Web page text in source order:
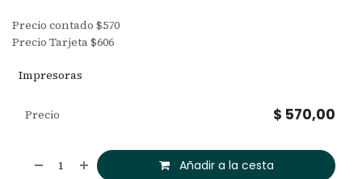
Precio contado $570
Precio Tarjeta $606
Impresoras
Añadir a la cesta
Precio $ 570,00